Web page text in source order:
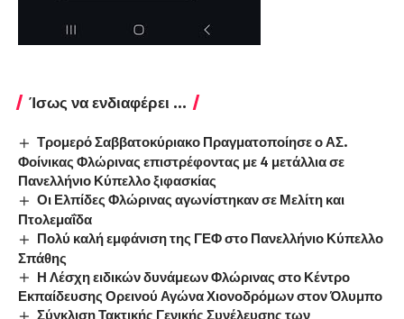
Ίσως να ενδιαφέρει ...
Τρομερό Σαββατοκύριακο Πραγματοποίησε ο ΑΣ.
Φοίνικας Φλώρινας επιστρέφοντας με 4 μετάλλια σε
Πανελλήνιο Κύπελλο ξιφασκίας
Οι Ελπίδες Φλώρινας αγωνίστηκαν σε Μελίτη και
Πτολεμαΐδα
Πολύ καλή εμφάνιση της ΓΕΦ στο Πανελλήνιο Κύπελλο
Σπάθης
Η Λέσχη ειδικών δυνάμεων Φλώρινας στο Κέντρο
Εκπαίδευσης Ορεινού Αγώνα Χιονοδρόμων στον Όλυμπο
Σύγκλιση Τακτικής Γενικής Συνέλευσης των